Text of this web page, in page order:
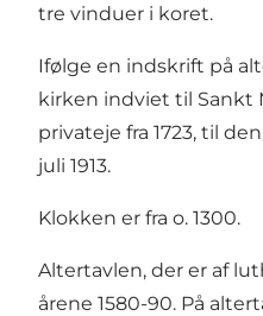
tre vinduer i koret.
Ifølge en indskrift på
kirken indviet til Sankt
privateje fra 1723, til
juli 1913.
Klokken er fra o. 1300.
Altertavlen, der er af
årene 1580-90. På